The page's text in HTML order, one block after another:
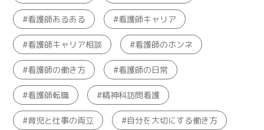
看護師あるある 看護師キャリア
看護師キャリア相談 看護師のホンネ
看護師の働き方 看護師の日常
看護師転職 精神科訪問看護
育児と仕事の両立 自分を大切にする働き方